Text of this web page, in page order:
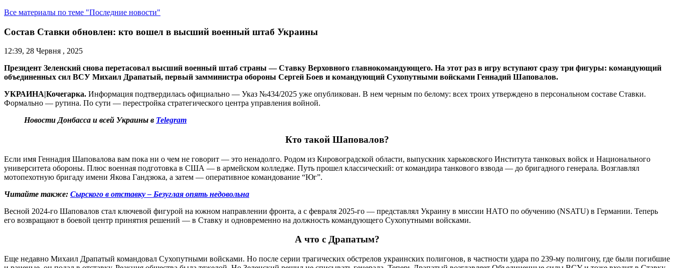
Все материалы по теме "Последние новости"
Состав Ставки обновлен: кто вошел в высший военный штаб Украины
12:39, 28 Червня , 2025
Президент Зеленский снова перетасовал высший военный штаб страны — Ставку Верховного главнокомандующего. На этот раз в игру вступают сразу три фигуры: командующий
объединенных сил ВСУ Михаил Драпатый, первый замминистра обороны Сергей Боев и командующий Сухопутными войсками Геннадий Шаповалов.
УКРАИНА|Кочегарка. Информация подтвердилась официально — Указ №434/2025 уже опубликован. В нем черным по белому: всех троих утверждено в персональном составе Ставки.
Формально — рутина. По сути — перестройка стратегического центра управления войной.
Новости Донбасса и всей Украины в Telegram
Кто такой Шаповалов?
Если имя Геннадия Шаповалова вам пока ни о чем не говорит — это ненадолго. Родом из Кировоградской области, выпускник харьковского Института танковых войск и Национального
университета обороны. Плюс военная подготовка в США — в армейском колледже. Путь прошел классический: от командира танкового взвода — до бригадного генерала. Возглавлял
мотопехотную бригаду имени Якова Гандзюка, а затем — оперативное командование “Юг”.
Читайте также: Сырского в отставку – Безуглая опять недовольна
Весной 2024-го Шаповалов стал ключевой фигурой на южном направлении фронта, а с февраля 2025-го — представлял Украину в миссии НАТО по обучению (NSATU) в Германии. Теперь
его возвращают в боевой центр принятия решений — в Ставку и одновременно на должность командующего Сухопутными войсками.
А что с Драпатым?
Еще недавно Михаил Драпатый командовал Сухопутными войсками. Но после серии трагических обстрелов украинских полигонов, в частности удара по 239-му полигону, где были погибшие